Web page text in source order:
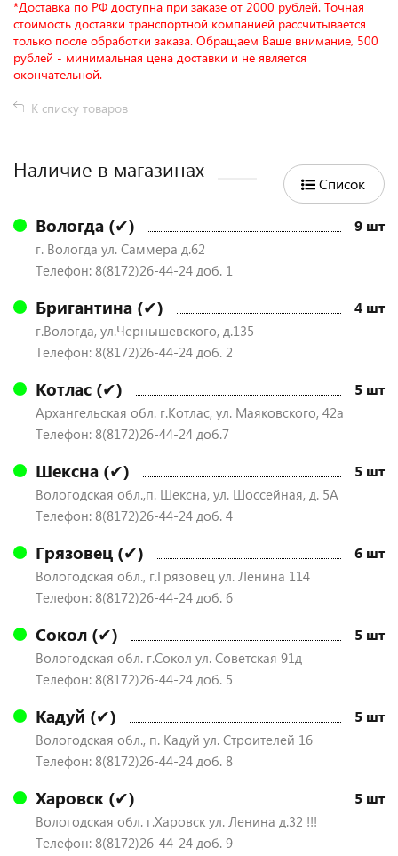
*Доставка по РФ доступна при заказе от 2000 рублей. Точная
стоимость доставки транспортной компанией рассчитывается
только после обработки заказа. Обращаем Ваше внимание, 500
рублей - минимальная цена доставки и не является
окончательной.
К списку товаров
Наличие в магазинах
Список
Вологда (✔) 9 шт
г. Вологда ул. Саммера д.62
Телефон: 8(8172)26-44-24 доб. 1
Бригантина (✔) 4 шт
г.Вологда, ул.Чернышевского, д.135
Телефон: 8(8172)26-44-24 доб. 2
Котлас (✔) 5 шт
Архангельская обл. г.Котлас, ул. Маяковского, 42а
Телефон: 8(8172)26-44-24 доб.7
Шексна (✔) 5 шт
Вологодская обл.,п. Шексна, ул. Шоссейная, д. 5А
Телефон: 8(8172)26-44-24 доб. 4
Грязовец (✔) 6 шт
Вологодская обл., г.Грязовец ул. Ленина 114
Телефон: 8(8172)26-44-24 доб. 6
Сокол (✔) 5 шт
Вологодская обл. г.Сокол ул. Советская 91д
Телефон: 8(8172)26-44-24 доб. 5
Кадуй (✔) 5 шт
Вологодская обл., п. Кадуй ул. Строителей 16
Телефон: 8(8172)26-44-24 доб. 8
Харовск (✔) 5 шт
Вологодская обл. г.Харовск ул. Ленина д.32 !!!
Телефон: 8(8172)26-44-24 доб. 9